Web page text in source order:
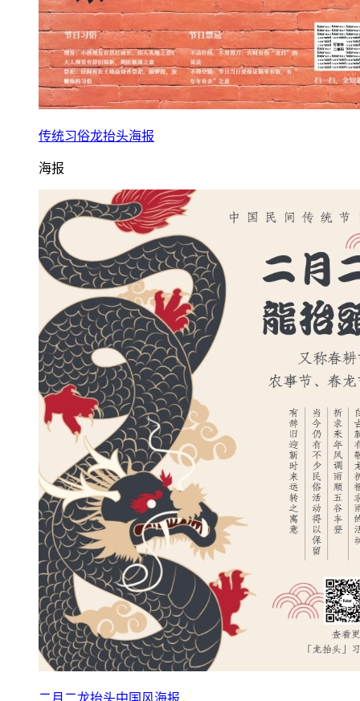
传统习俗龙抬头海报
海报
二月二龙抬头中国风海报